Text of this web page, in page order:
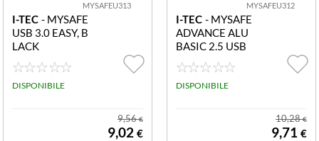
MYSAFEU313
I-TEC - MYSAFE
USB 3.0 EASY, B
LACK
DISPONIBILE
9,56€
9,02 €
MYSAFEU312
I-TEC - MYSAFE
ADVANCE ALU
BASIC 2.5 USB
3.0
DISPONIBILE
10,28€
9,71 €